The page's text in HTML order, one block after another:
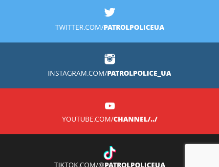
TWITTER.COM/PATROLPOLICEUA
INSTAGRAM.COM/PATROLPOLICE_UA
YOUTUBE.COM/CHANNEL/../
TIKTOK.COM/@PATROLPOLICEUA